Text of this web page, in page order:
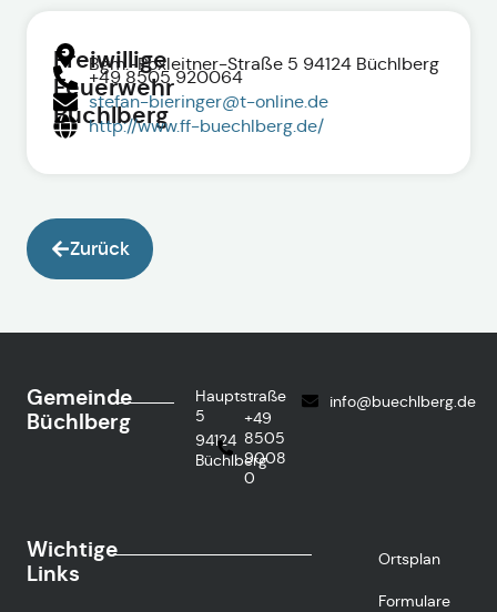
Freiwillige
Feuerwehr
Büchlberg
Bgm.-Poxleitner-Straße 5 94124 Büchlberg
+49 8505 920064
stefan-bieringer@t-online.de
http://www.ff-buechlberg.de/
Zurück
Gemeinde
Büchlberg
Hauptstraße
5
94124
Büchlberg
+49
8505
9008
0
info@buechlberg.de
Wichtige
Links
Ortsplan
Formulare